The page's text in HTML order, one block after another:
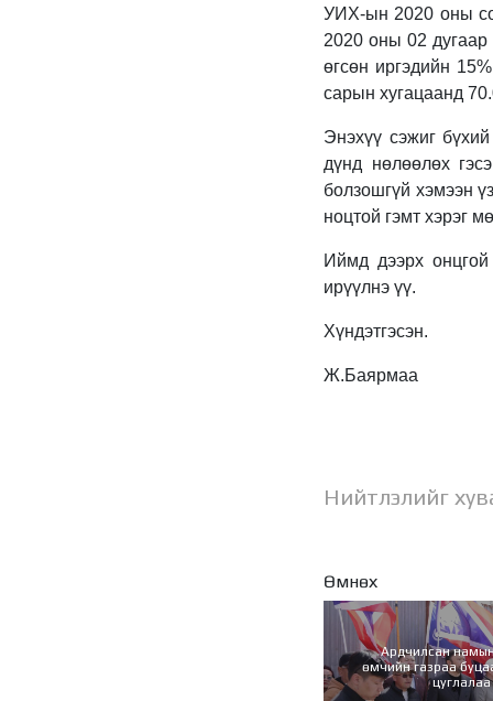
УИХ-ын 2020 оны
2020 оны 02 дугаар
өгсөн иргэдийн
сарын хугацаанд
Энэхүү сэжиг
дүнд нөлөөлөх
болзошгүй хэмээн
ноцтой гэмт хэрэг
Иймд дээрх
ирүүлнэ үү.
Хүндэтгэсэн.
Ж.Баярмаа
Нийтлэлийг
Өмнөх
Ардчилсан
өмчийн газраа
цуглалаа